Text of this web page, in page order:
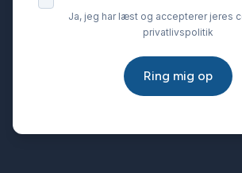
Ja, jeg har læst og accepterer jeres
privatlivspolitik
Ring mig op